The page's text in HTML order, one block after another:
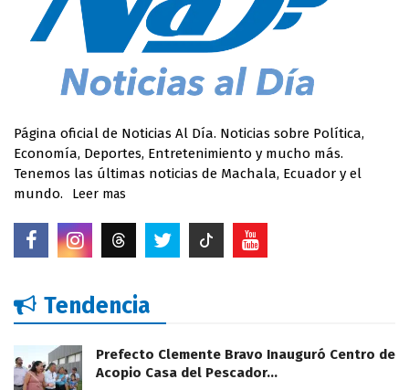
Página oficial de Noticias Al Día. Noticias sobre Política,
Economía, Deportes, Entretenimiento y mucho más.
Tenemos las últimas noticias de Machala, Ecuador y el
mundo.
Leer mas
Tendencia
Prefecto Clemente Bravo Inauguró Centro de
Acopio Casa del Pescador…